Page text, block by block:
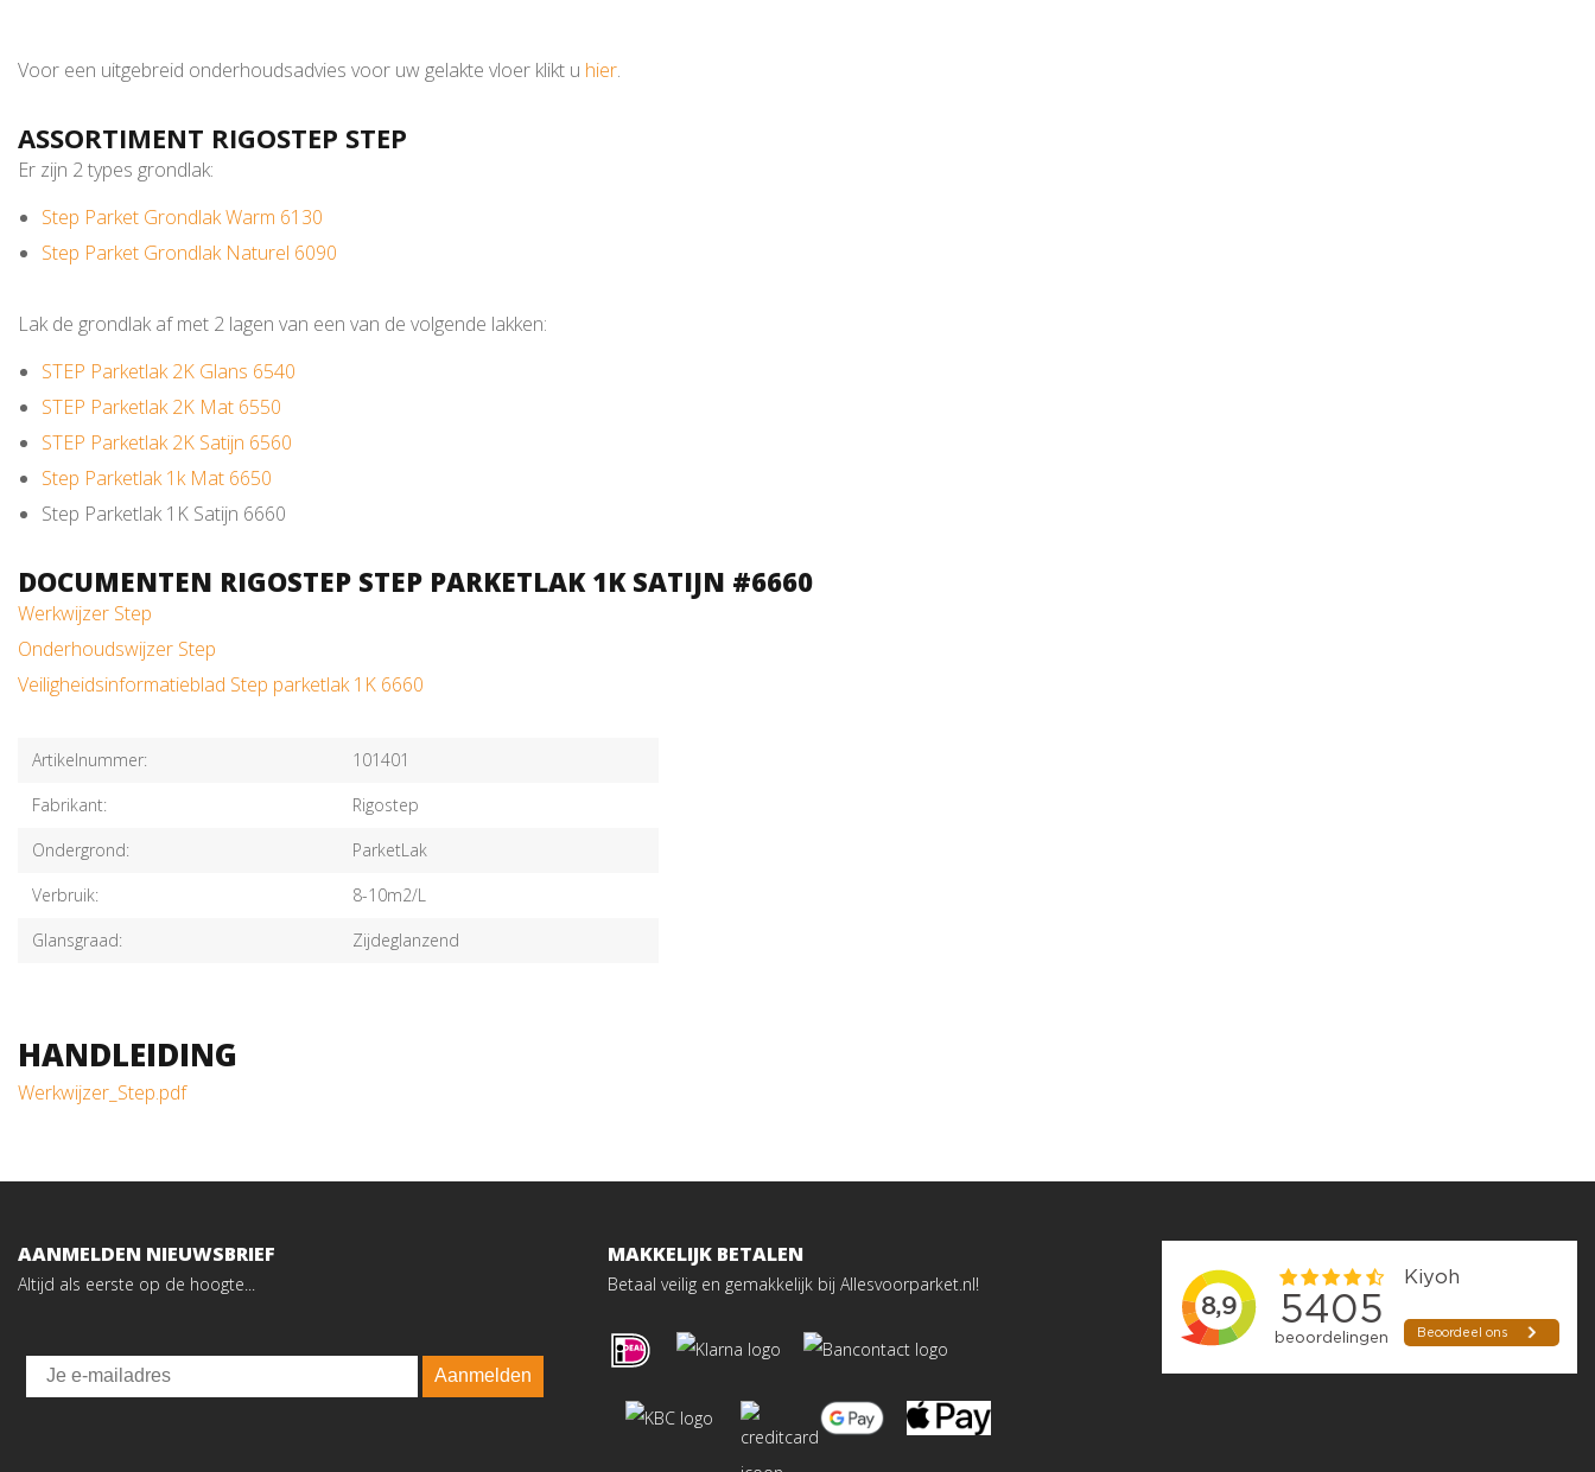
Voor een uitgebreid onderhoudsadvies voor uw gelakte vloer klikt u hier.
ASSORTIMENT RIGOSTEP STEP
Er zijn 2 types grondlak:
Step Parket Grondlak Warm 6130
Step Parket Grondlak Naturel 6090
Lak de grondlak af met 2 lagen van een van de volgende lakken:
STEP Parketlak 2K Glans 6540
STEP Parketlak 2K Mat 6550
STEP Parketlak 2K Satijn 6560
Step Parketlak 1k Mat 6650
Step Parketlak 1K Satijn 6660
DOCUMENTEN RIGOSTEP STEP PARKETLAK 1K SATIJN #6660
Werkwijzer Step
Onderhoudswijzer Step
Veiligheidsinformatieblad Step parketlak 1K 6660
Artikelnummer:
101401
Fabrikant:
Rigostep
Ondergrond:
ParketLak
Verbruik:
8-10m2/L
Glansgraad:
Zijdeglanzend
HANDLEIDING
Werkwijzer_Step.pdf
AANMELDEN NIEUWSBRIEF
Altijd als eerste op de hoogte...
Email
Aanmelden
MAKKELIJK BETALEN
Betaal veilig en gemakkelijk bij Allesvoorparket.nl!